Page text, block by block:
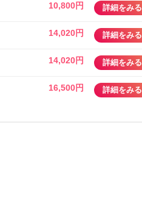
10,800円 詳細をみる
14,020円 詳細をみる
14,020円 詳細をみる
16,500円 詳細をみる